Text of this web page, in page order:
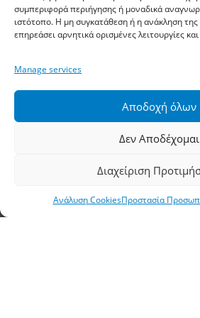
συμπεριφορά περιήγησης ή μοναδικά
ιστότοπο. Η μη συγκατάθεση ή η ανάκληση
επηρεάσει αρνητικά ορισμένες λειτουργίες
Manage services
Αποδοχή όλων
Δεν Αποδέχομαι
Διαχείριση
Ανάλυση CookiesΠροστασία
Αθηνών, Σίνδος, ΤΚ 57400, ΤΘ
Τηλέφωνο:2310 778822–23
Φαξ: 2310 778824
waterpik@otenet.gr
Υποκατάστημα,